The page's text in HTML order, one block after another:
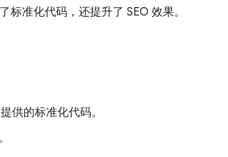
准化代码，还提升了 SEO 效果。
供的标准化代码。